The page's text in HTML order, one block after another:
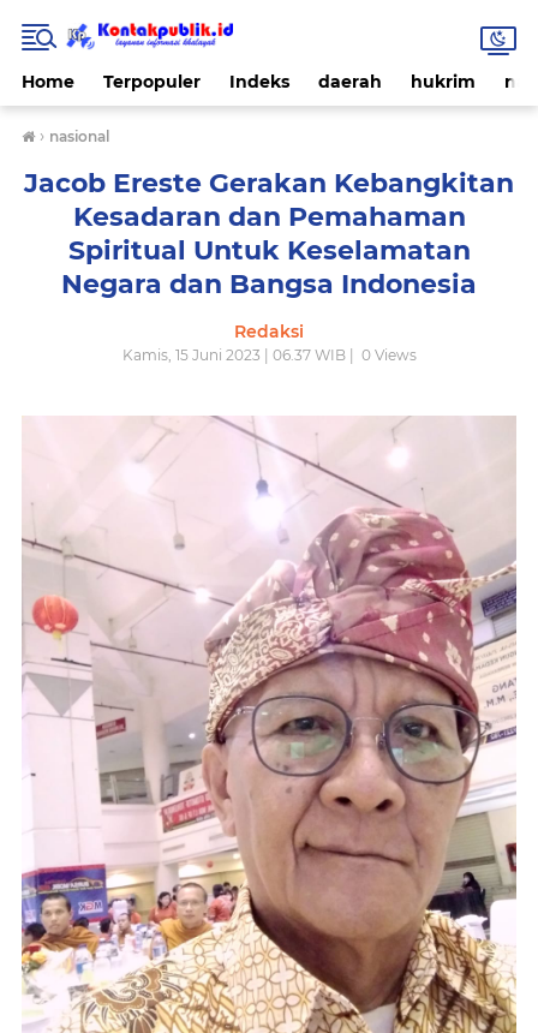
Home Terpopuler Indeks daerah hukrim
› nasional
Jacob Ereste Gerakan Kebangkitan
Kesadaran dan Pemahaman
Spiritual Untuk Keselamatan
Negara dan Bangsa Indonesia
Redaksi
Kamis, 15 Juni 2023 | 06.37 WIB | 0Views